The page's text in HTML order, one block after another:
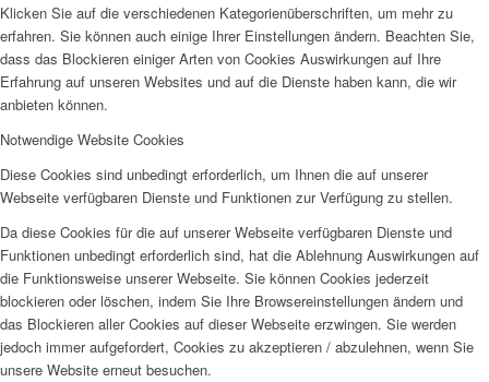
Klicken Sie auf die verschiedenen Kategorienüberschriften, um mehr zu
erfahren. Sie können auch einige Ihrer Einstellungen ändern. Beachten Sie,
dass das Blockieren einiger Arten von Cookies Auswirkungen auf Ihre
Erfahrung auf unseren Websites und auf die Dienste haben kann, die wir
anbieten können.
Notwendige Website Cookies
Diese Cookies sind unbedingt erforderlich, um Ihnen die auf unserer
Webseite verfügbaren Dienste und Funktionen zur Verfügung zu stellen.
Da diese Cookies für die auf unserer Webseite verfügbaren Dienste und
Funktionen unbedingt erforderlich sind, hat die Ablehnung Auswirkungen auf
die Funktionsweise unserer Webseite. Sie können Cookies jederzeit
blockieren oder löschen, indem Sie Ihre Browsereinstellungen ändern und
das Blockieren aller Cookies auf dieser Webseite erzwingen. Sie werden
jedoch immer aufgefordert, Cookies zu akzeptieren / abzulehnen, wenn Sie
unsere Website erneut besuchen.